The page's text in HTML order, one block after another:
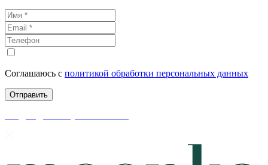
Соглашаюсь с политикой обработки персональных данных